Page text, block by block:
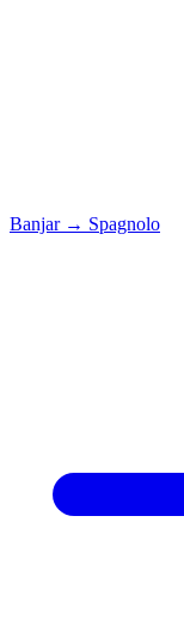
Banjar → Spagnolo